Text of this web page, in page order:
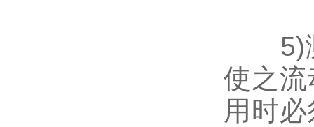
5)测
使之
用时